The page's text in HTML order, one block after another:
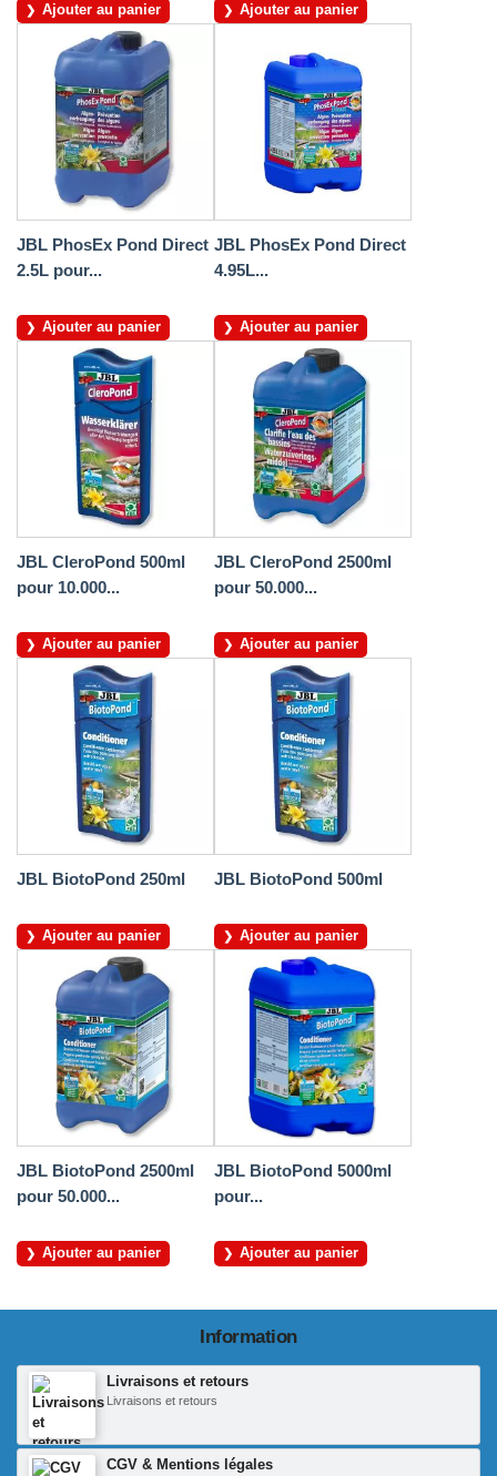
Ajouter au panier Ajouter au panier
JBL PhosEx Pond Direct
2.5L pour...
Ajouter au panier
JBL PhosEx Pond Direct
4.95L...
Ajouter au panier
JBL CleroPond 500ml
pour 10.000...
Ajouter au panier
JBL CleroPond 2500ml
pour 50.000...
Ajouter au panier
JBL BiotoPond 250ml
Ajouter au panier
JBL BiotoPond 500ml
Ajouter au panier
JBL BiotoPond 2500ml
pour 50.000...
Ajouter au panier
JBL BiotoPond 5000ml
pour...
Ajouter au panier
Information
Livraisons et retours
Livraisons et retours
CGV & Mentions légales